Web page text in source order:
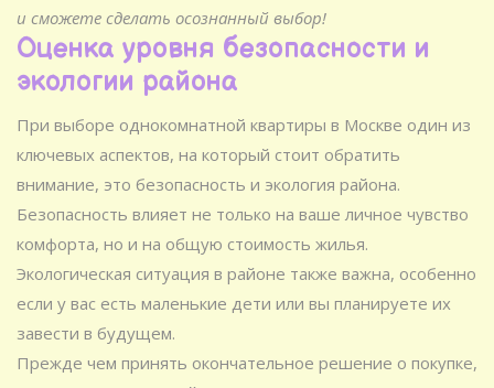
и сможете сделать осознанный выбор!
Оценка уровня безопасности и
экологии района
При выборе однокомнатной квартиры в Москве один из
ключевых аспектов, на который стоит обратить
внимание, это безопасность и экология района.
Безопасность влияет не только на ваше личное чувство
комфорта, но и на общую стоимость жилья.
Экологическая ситуация в районе также важна, особенно
если у вас есть маленькие дети или вы планируете их
завести в будущем.
Прежде чем принять окончательное решение о покупке,